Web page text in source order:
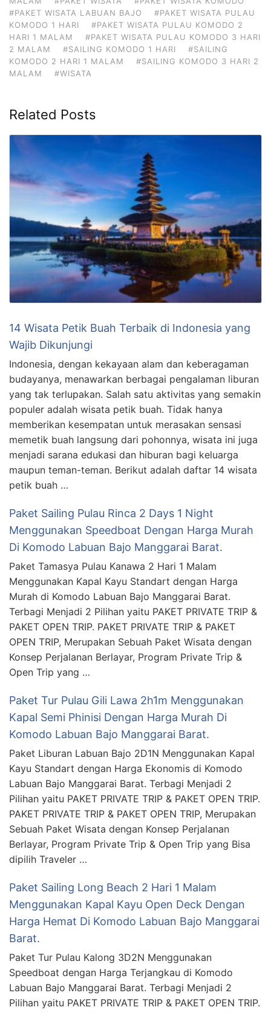
#PAKET WISATA LABUAN BAJO
#PAKET WISATA PULAU
KOMODO 1 HARI
#PAKET WISATA PULAU KOMODO 2
HARI 1 MALAM
#PAKET WISATA PULAU KOMODO 3 HARI
2 MALAM
#SAILING KOMODO 1 HARI
#SAILING
KOMODO 2 HARI 1 MALAM
#SAILING KOMODO 3 HARI 2
MALAM
#WISATA
Related Posts
14 Wisata Petik Buah Terbaik di Indonesia yang
Wajib Dikunjungi
Indonesia, dengan kekayaan alam dan keberagaman
budayanya, menawarkan berbagai pengalaman liburan
yang tak terlupakan. Salah satu aktivitas yang semakin
populer adalah wisata petik buah. Tidak hanya
memberikan kesempatan untuk merasakan sensasi
memetik buah langsung dari pohonnya, wisata ini juga
menjadi sarana edukasi dan hiburan bagi keluarga
maupun teman-teman. Berikut adalah daftar 14 wisata
petik buah …
Paket Sailing Pulau Rinca 2 Days 1 Night
Menggunakan Speedboat Dengan Harga Murah
Di Komodo Labuan Bajo Manggarai Barat.
Paket Tamasya Pulau Kanawa 2 Hari 1 Malam
Menggunakan Kapal Kayu Standart dengan Harga
Murah di Komodo Labuan Bajo Manggarai Barat.
Terbagi Menjadi 2 Pilihan yaitu PAKET PRIVATE TRIP &
PAKET OPEN TRIP. PAKET PRIVATE TRIP & PAKET
OPEN TRIP, Merupakan Sebuah Paket Wisata dengan
Konsep Perjalanan Berlayar, Program Private Trip &
Open Trip yang …
Paket Tur Pulau Gili Lawa 2h1m Menggunakan
Kapal Semi Phinisi Dengan Harga Murah Di
Komodo Labuan Bajo Manggarai Barat.
Paket Liburan Labuan Bajo 2D1N Menggunakan Kapal
Kayu Standart dengan Harga Ekonomis di Komodo
Labuan Bajo Manggarai Barat. Terbagi Menjadi 2
Pilihan yaitu PAKET PRIVATE TRIP & PAKET OPEN TRIP.
PAKET PRIVATE TRIP & PAKET OPEN TRIP, Merupakan
Sebuah Paket Wisata dengan Konsep Perjalanan
Berlayar, Program Private Trip & Open Trip yang Bisa
dipilih Traveler …
Paket Sailing Long Beach 2 Hari 1 Malam
Menggunakan Kapal Kayu Open Deck Dengan
Harga Hemat Di Komodo Labuan Bajo Manggarai
Barat.
Paket Tur Pulau Kalong 3D2N Menggunakan
Speedboat dengan Harga Terjangkau di Komodo
Labuan Bajo Manggarai Barat. Terbagi Menjadi 2
Pilihan yaitu PAKET PRIVATE TRIP & PAKET OPEN TRIP.